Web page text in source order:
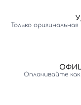
Только
Оплачивайте